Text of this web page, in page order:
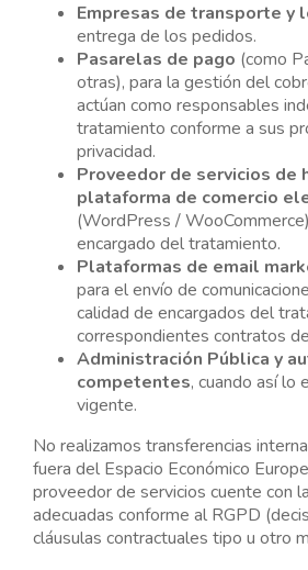
Empresas de transporte y
entrega de los pedidos.
Pasarelas de pago (como
otras), para la gestión del
actúan como responsables
tratamiento conforme a sus
privacidad.
Proveedor de servicios de
plataforma de comercio
(WordPress /
encargado del tratamiento.
Plataformas de email
para el envío de
calidad de encargados del
correspondientes contratos
Administración Pública y
competentes, cuando así lo
vigente.
No realizamos transferencias
fuera del Espacio Económico
proveedor de servicios cuente con
adecuadas conforme al RGPD
cláusulas contractuales tipo u otro